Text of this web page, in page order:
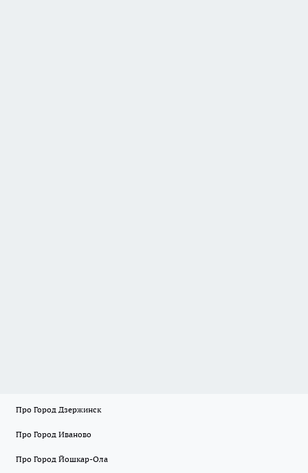
Про Город Дзержинск
Про Город Иваново
Про Город Йошкар-Ола